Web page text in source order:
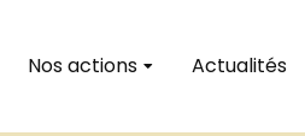
Nos actions Actualités